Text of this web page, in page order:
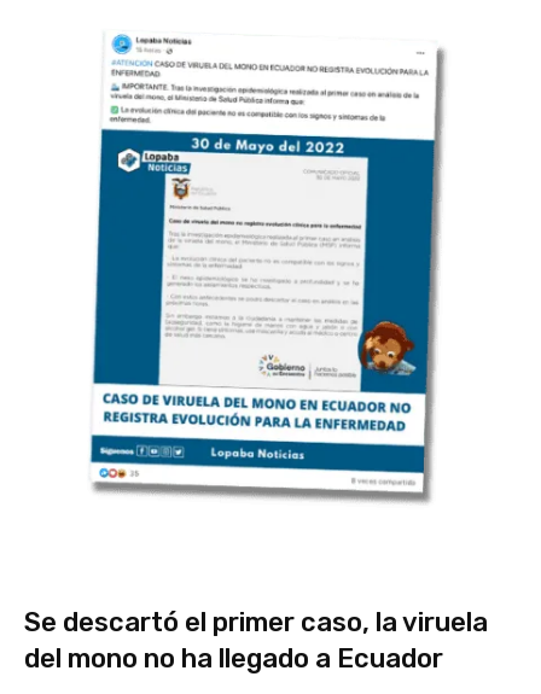
Se descartó el primer caso, la viruela
del mono no ha llegado a Ecuador